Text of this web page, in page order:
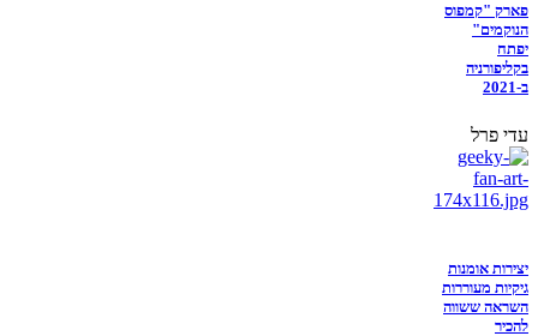
פארק "קמפוס
הנוקמים"
יפתח
בקליפורניה
ב-2021
עדי פרל
יצירות אומנות
גיקיות מעוררות
השראה ששווה
להכיר